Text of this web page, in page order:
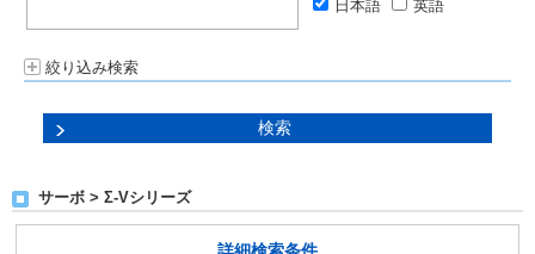
日本語
英語
絞り込み検索
サーボ > Σ-Vシリーズ